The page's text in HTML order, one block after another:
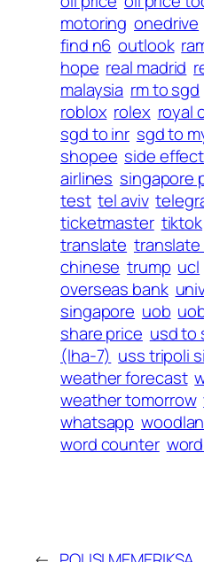
motoring onedrive
find n6 outlook
hope real madrid
malaysia rm to sgd
roblox rolex royal
sgd to inr sgd to
shopee side
airlines singapore
test tel aviv
ticketmaster tiktok
translate
chinese trump ucl
overseas bank
singapore uob
share price usd to
(lha-7) uss tripoli
weather forecast
weather tomorrow
whatsapp
word counter